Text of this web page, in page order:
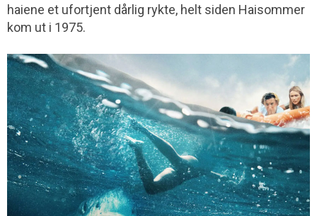
haiene et ufortjent dårlig rykte, helt siden Haisommer
kom ut i 1975.